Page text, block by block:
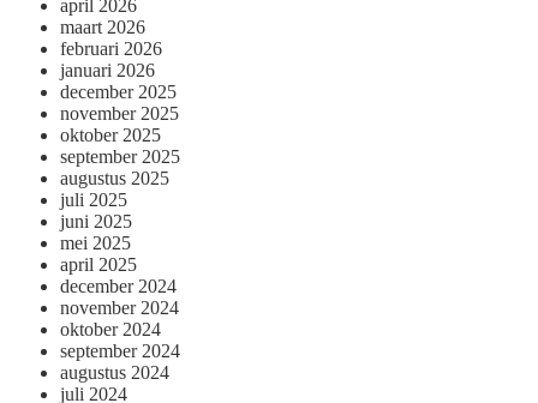
april 2026
maart 2026
februari 2026
januari 2026
december 2025
november 2025
oktober 2025
september 2025
augustus 2025
juli 2025
juni 2025
mei 2025
april 2025
december 2024
november 2024
oktober 2024
september 2024
augustus 2024
juli 2024